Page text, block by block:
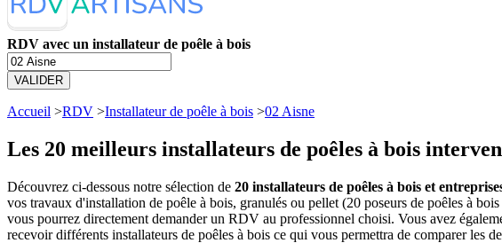
RDV avec un installateur de poêle à bois
VALIDER
Accueil >RDV >Installateur de poêle à bois >02 Aisne
Les 20 meilleurs installateurs de poêles à bois
Découvrez ci-dessous notre sélection de 20 installateurs de poêles à bois et
vos travaux d'installation de poêle à bois, granulés ou pellet (20 poseurs de poêles à
vous pourrez directement demander un RDV au professionnel choisi. Vous avez
recevoir différents installateurs de poêles à bois ce qui vous permettra de comparer les